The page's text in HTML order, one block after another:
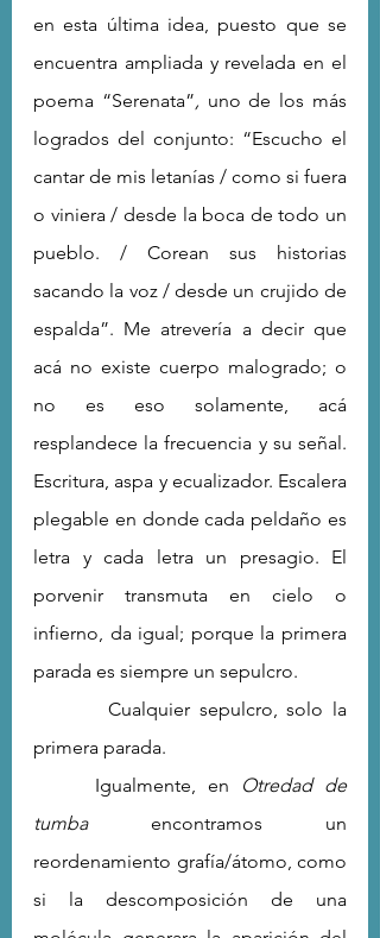
en esta última idea, puesto que se
encuentra ampliada y revelada en el
poema “Serenata”, uno de los más
logrados del conjunto: “Escucho el
cantar de mis letanías / como si fuera
o viniera / desde la boca de todo un
pueblo. / Corean sus historias
sacando la voz / desde un crujido de
espalda”. Me atrevería a decir que
acá no existe cuerpo malogrado; o
no es eso solamente, acá
resplandece la frecuencia y su señal.
Escritura, aspa y ecualizador. Escalera
plegable en donde cada peldaño es
letra y cada letra un presagio. El
porvenir transmuta en cielo o
infierno, da igual; porque la primera
parada es siempre un sepulcro.
primera parada.
Igualmente, en
Otredad de
tumba encontramos un
reordenamiento grafía/átomo, como
si la descomposición de una